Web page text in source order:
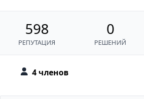
4 членов
598
РЕПУТАЦИЯ
0
РЕШЕНИЙ